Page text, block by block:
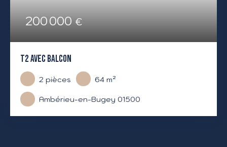
200 000€
T2 AVEC BALCON
2pièces 64m²
Ambérieu-en-Bugey 01500